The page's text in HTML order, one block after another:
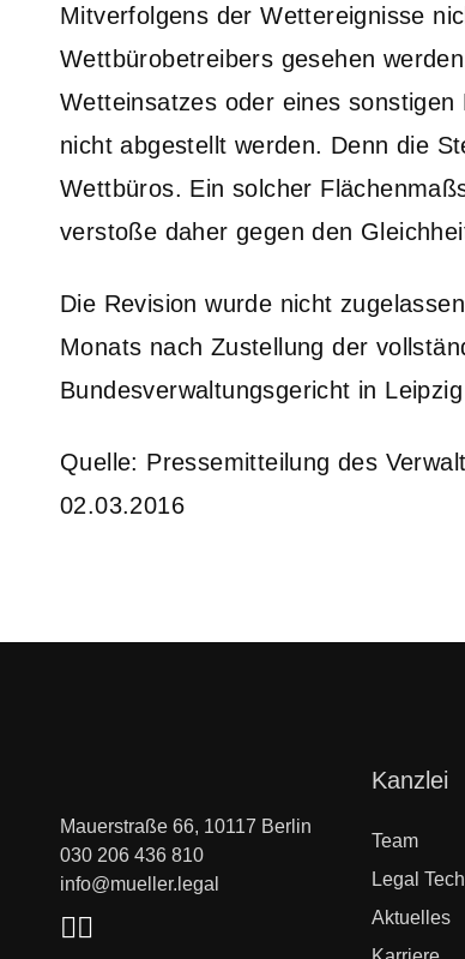
Mitverfolgens der Wettereignisse
Wettbürobetreibers gesehen
Wetteinsatzes oder eines
nicht abgestellt werden. Denn die
Wettbüros. Ein solcher
verstoße daher gegen den
Die Revision wurde nicht
Monats nach Zustellung der
Bundesverwaltungsgericht in
Quelle: Pressemitteilung des
02.03.2016
Mauerstraße 66, 10117 Berlin
030 206 436 810
info@mueller.legal
Navigation
Kanzlei
Team
Legal Tech
Aktuelles